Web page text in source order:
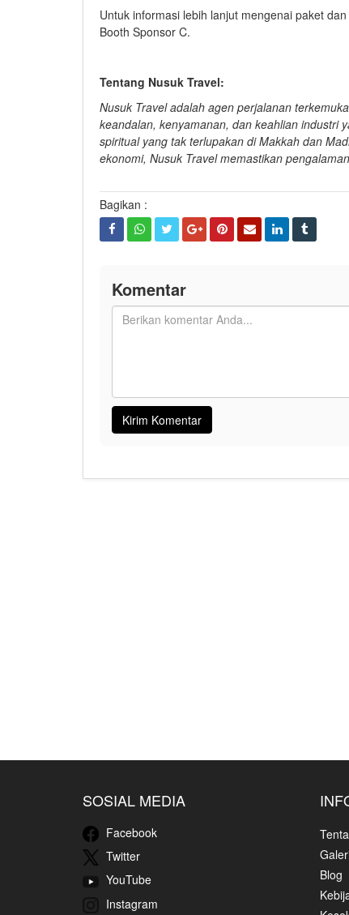
Untuk informasi lebih lanjut mengenai paket
Booth Sponsor C.
Tentang Nusuk Travel:
Nusuk Travel adalah agen perjalanan
keandalan, kenyamanan, dan keahlian industri
spiritual yang tak terlupakan di Makkah dan
ekonomi, Nusuk Travel memastikan
Bagikan :
Komentar
SOSIAL MEDIA
Facebook
Twitter
YouTube
Instagram
Blog